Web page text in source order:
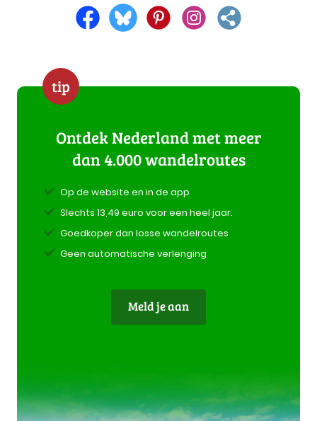
tip
Ontdek Nederland met meer
dan 4.000 wandelroutes
Op de website en in de app
Slechts 13,49 euro voor een heel jaar.
Goedkoper dan losse wandelroutes
Geen automatische verlenging
Meld je aan